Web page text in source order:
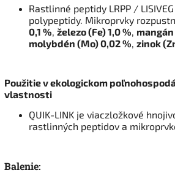
Rastlinné peptidy LRPP /
polypeptidy. Mikroprvky
0,1 % železo (Fe) 1,0 % mangán
molybdén (Mo) 0,02 % zinok
Použitie v ekologickom
vlastnosti
QUIK-LINK je viaczložkové
rastlinných peptidov a
Balenie: